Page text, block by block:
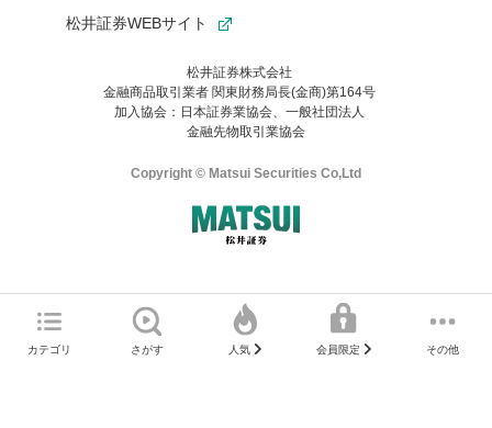
カテゴリ さがす 人気 会員限定 その他
松井証券WEBサイト
松井証券株式会社
金融商品取引業者 関東財務局長(金商)第164号
加入協会：日本証券業協会、一般社団法人
金融先物取引業協会
Copyright © Matsui Securities Co,Ltd
マネーサテライトのWEBサイトへようこそ
直前にご覧いただいていたWEBサイトは、当社が作成したもので
ご利用の環境(Internet Explorer)は、本サイトの推奨環境外のた
め、
一部の機能が正常に動作しない可能性があります。
お気に入り機能は松井証券の会員限定の機能です。
お気に入り登録いただくと、後からいつでもお気に入りのコンテ
ンツを一覧でご確認いただけます。
ご利用いただくには口座開設が必要です。
はご利用の端末で一度ログインしてください。
ログイン